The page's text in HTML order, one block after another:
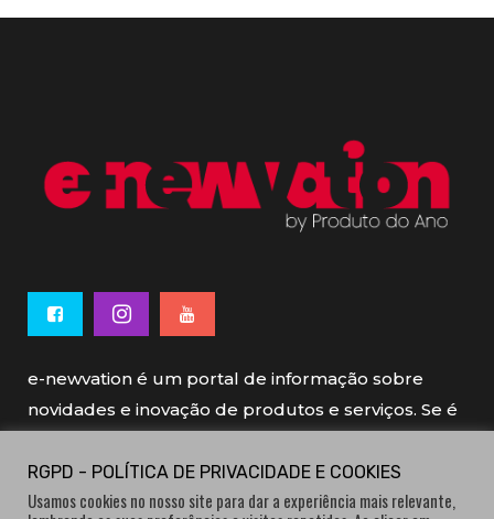
e-newvation é um portal de informação sobre
novidades e inovação de produtos e serviços. Se é
e-newvation tem o patrocínio do “Produto do
RGPD - POLÍTICA DE PRIVACIDADE E COOKIES
Usamos cookies no nosso site para dar a experiência mais relevante,